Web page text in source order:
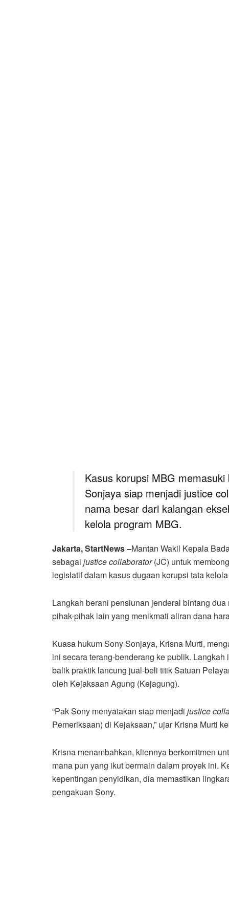
Kasus korupsi MBG
Sonjaya siap menjadi justice
nama besar dari kalangan
kelola program MBG.
Jakarta, StartNews –Mantan Wakil Kepala
sebagai justice collaborator(JC) untuk
legislatif dalam kasus dugaan korupsi tata
Langkah berani pensiunan jenderal bintang
pihak-pihak lain yang menikmati aliran dana
Kuasa hukum Sony Sonjaya, Krisna Murti,
ini secara terang-benderang ke publik.
balik praktik lancung jual-beli titik Satuan
oleh Kejaksaan Agung (Kejagung).
“Pak Sony menyatakan siap menjadi justice
Pemeriksaan) di Kejaksaan,” ujar Krisna Murti
Krisna menambahkan, kliennya berkomitmen
mana pun yang ikut bermain dalam proyek ini.
kepentingan penyidikan, dia memastikan
pengakuan Sony.